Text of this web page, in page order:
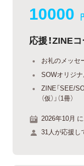
10000
応援！ZINE
お礼のメッセ
SOWオリジナ
ZINE「SEE/
（仮）」（1冊）
2026年10月
31人が応援し